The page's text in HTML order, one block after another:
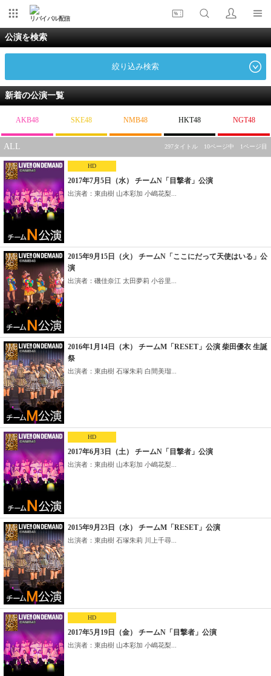
リバイバル配信
公演を検索
絞り込み検索
新着の公演一覧
AKB48 SKE48 NMB48 HKT48 NGT48
ALL 297タイトル 10ページ中 1ページ目
HD
2017年7月5日（水） チームN「目撃者」公演
出演者：東由樹 山本彩加 小嶋花梨...
2015年9月15日（火） チームN「ここにだって天使はいる」公
演
出演者：磯佳奈江 太田夢莉 小谷里...
2016年1月14日（木） チームM「RESET」公演 柴田優衣 生誕
祭
出演者：東由樹 石塚朱莉 白間美瑠...
HD
2017年6月3日（土） チームN「目撃者」公演
出演者：東由樹 山本彩加 小嶋花梨...
2015年9月23日（水） チームM「RESET」公演
出演者：東由樹 石塚朱莉 川上千尋...
HD
2017年5月19日（金） チームN「目撃者」公演
出演者：東由樹 山本彩加 小嶋花梨...